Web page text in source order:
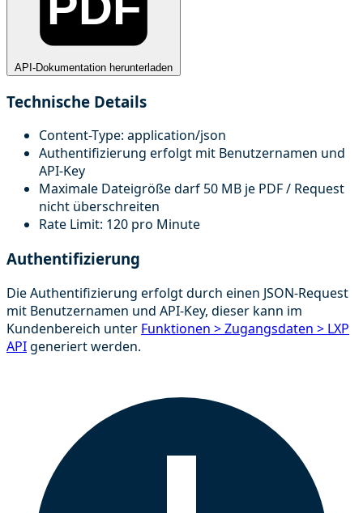
API-Dokumentation herunterladen
Technische Details
Content-Type: application/json
Authentifizierung erfolgt mit Benutzernamen und
API-Key
Maximale Dateigröße darf 50 MB je PDF / Request
nicht überschreiten
Rate Limit: 120 pro Minute
Authentifizierung
Die Authentifizierung erfolgt durch einen JSON-Request
mit Benutzernamen und API-Key, dieser kann im
Kundenbereich unter Funktionen > Zugangsdaten > LXP
APIgeneriert werden.